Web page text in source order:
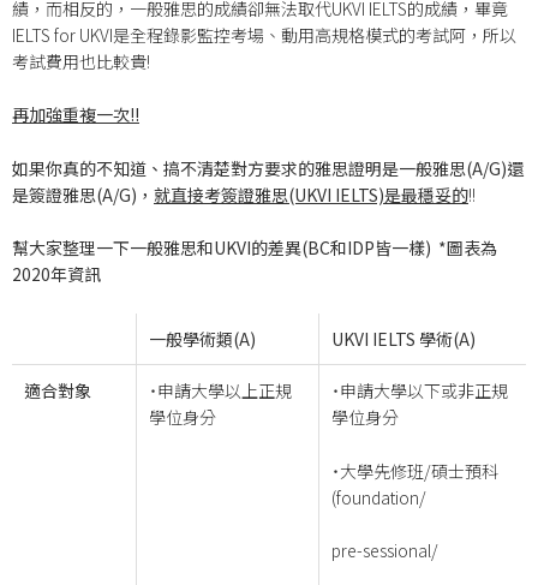
績，而相反的，一般雅思的成績卻無法取代UKVI IELTS的成績，畢竟
IELTS for UKVI是全程錄影監控考場、動用高規格模式的考試阿，所以
考試費用也比較貴!
再加強重複一次!!
如果你真的不知道、搞不清楚對方要求的雅思證明是一般雅思(A/G)還
是簽證雅思(A/G)， 就直接考簽證雅思(UKVI IELTS)是最穩妥的!!
幫大家整理一下一般雅思和UKVI的差異(BC和IDP皆一樣) *圖表為
2020年資訊
一般學術類(A) UKVI IELTS 學術(A)
適合對象
˙申請大學以上正規
學位身分
˙申請大學以下或非正規
學位身分
˙大學先修班/碩士預科
(foundation/
pre-sessional/